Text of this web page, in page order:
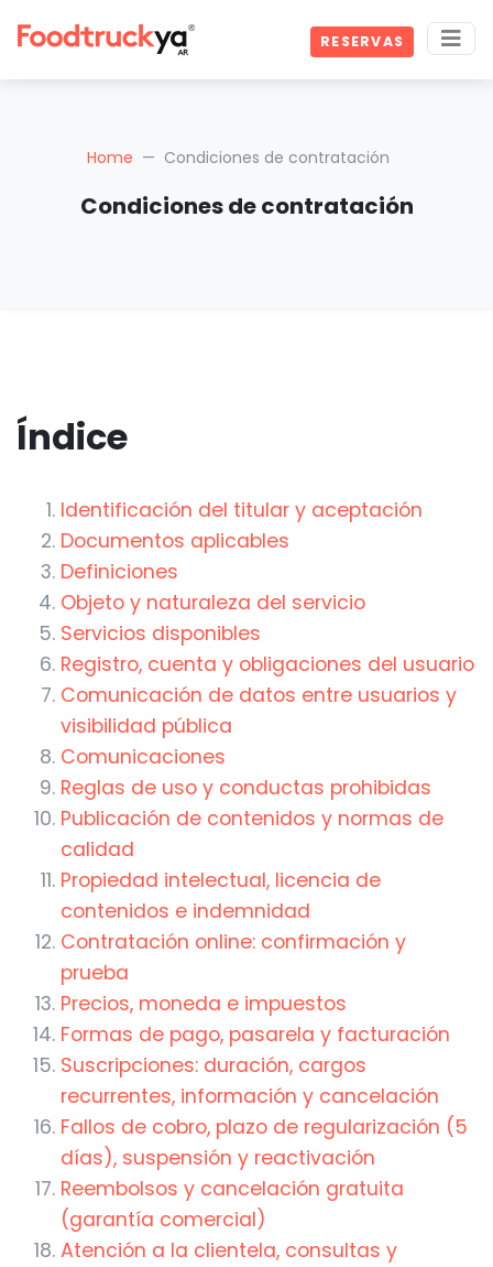
RESERVAS
Home Condiciones de contratación
Condiciones de contratación
Índice
Identificación del titular y aceptación
Documentos aplicables
Definiciones
Objeto y naturaleza del servicio
Servicios disponibles
Registro, cuenta y obligaciones del usuario
Comunicación de datos entre usuarios y
visibilidad pública
Comunicaciones
Reglas de uso y conductas prohibidas
Publicación de contenidos y normas de
calidad
Propiedad intelectual, licencia de
contenidos e indemnidad
Contratación online: confirmación y
prueba
Precios, moneda e impuestos
Formas de pago, pasarela y facturación
Suscripciones: duración, cargos
recurrentes, información y cancelación
Fallos de cobro, plazo de regularización (5
días), suspensión y reactivación
Reembolsos y cancelación gratuita
(garantía comercial)
Atención a la clientela, consultas y